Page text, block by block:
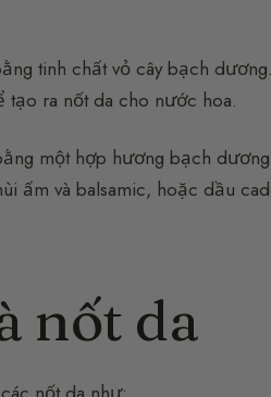
tinh chất vỏ cây bạch
tạo ra nốt da cho nước hoa.
một hợp hương bạch
ấm và balsamic, hoặc dầu
nốt da